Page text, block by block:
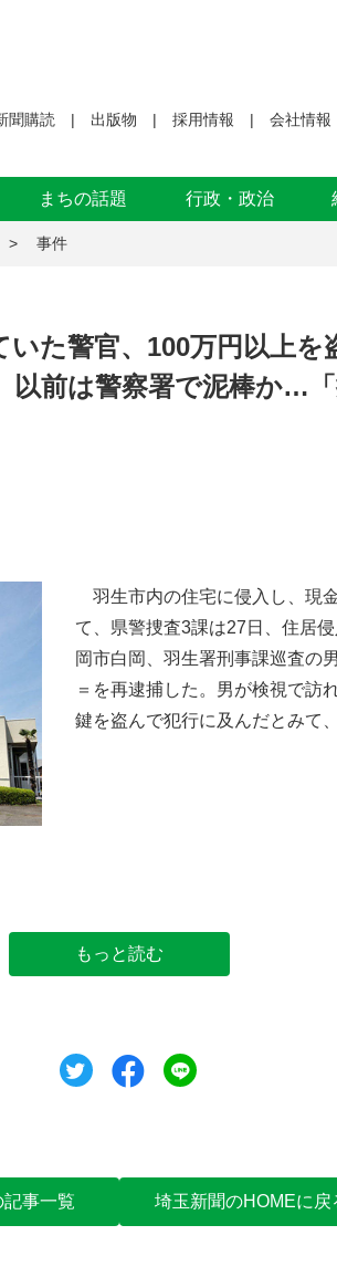
聞購読 出版物 採用情報 会社情報
まちの話題 行政・政治
事件
いた警官、100万円以上
前は警察署で泥棒か…
羽生市内の住宅に侵入し、現
て、県警捜査3課は27日、住居
岡市白岡、羽生署刑事課巡査の
＝を再逮捕した。男が検視で訪
鍵を盗んで犯行に及んだとみて
もっと読む
ツイートシェア
事一覧 埼玉新聞のHOMEに戻